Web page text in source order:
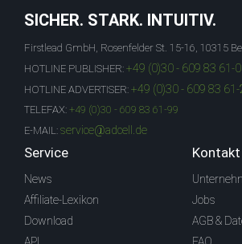
SICHER. STARK. INTUITIV.
Firstlead GmbH, Rosenfelder St. 15-16, 10315
HOTLINE PUBLISHER: +49 (0)30 - 609 83 61-0
HOTLINE ADVERTISER: +49 (0)30 - 609 83 61-
TELEFAX: +49 (0)30 - 609 83 61-99
E-MAIL: service@adcell.de
Service
News
Affiliate-Lexikon
Download
Kontakt
Jobs
AGB &